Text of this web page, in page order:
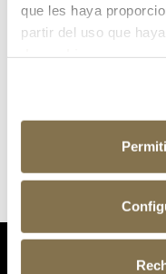
que les haya
partir del uso que